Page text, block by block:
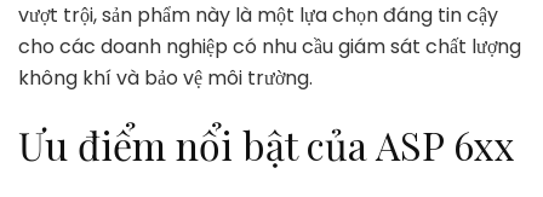
vượt trội, sản phẩm này là một lựa chọn đáng tin cậy
cho các doanh nghiệp có nhu cầu giám sát chất lượng
không khí và bảo vệ môi trường.
Ưu điểm nổi bật của ASP 6xx